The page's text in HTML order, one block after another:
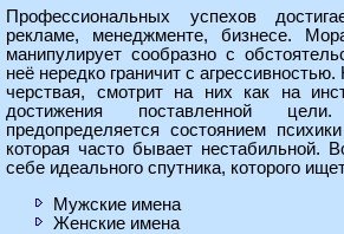
Профессиональных успехов
рекламе, менеджменте, бизнесе.
манипулирует сообразно с
неё нередко граничит с
черствая, смотрит на них как на
достижения поставленной
предопределяется состоянием
которая часто бывает нестабильной.
себе идеального спутника, которого
Мужские имена
Женские имена